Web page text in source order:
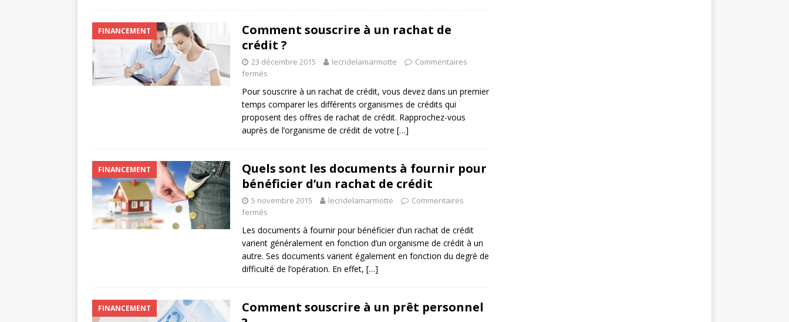
FINANCEMENT
Comment souscrire à un rachat de
crédit ?
23 décembre 2015 lecridelamarmotte
Commentaires
fermés
Pour souscrire à un rachat de crédit, vous devez dans un premier
temps comparer les différents organismes de crédits qui
proposent des offres de rachat de crédit. Rapprochez-vous
auprès de l’organisme de crédit de votre […]
FINANCEMENT
Quels sont les documents à fournir pour
bénéficier d’un rachat de crédit
5 novembre 2015 lecridelamarmotte
Commentaires
fermés
Les documents à fournir pour bénéficier d’un rachat de crédit
varient généralement en fonction d’un organisme de crédit à un
autre. Ses documents varient également en fonction du degré de
difficulté de l’opération. En effet, […]
FINANCEMENT
Comment souscrire à un prêt personnel